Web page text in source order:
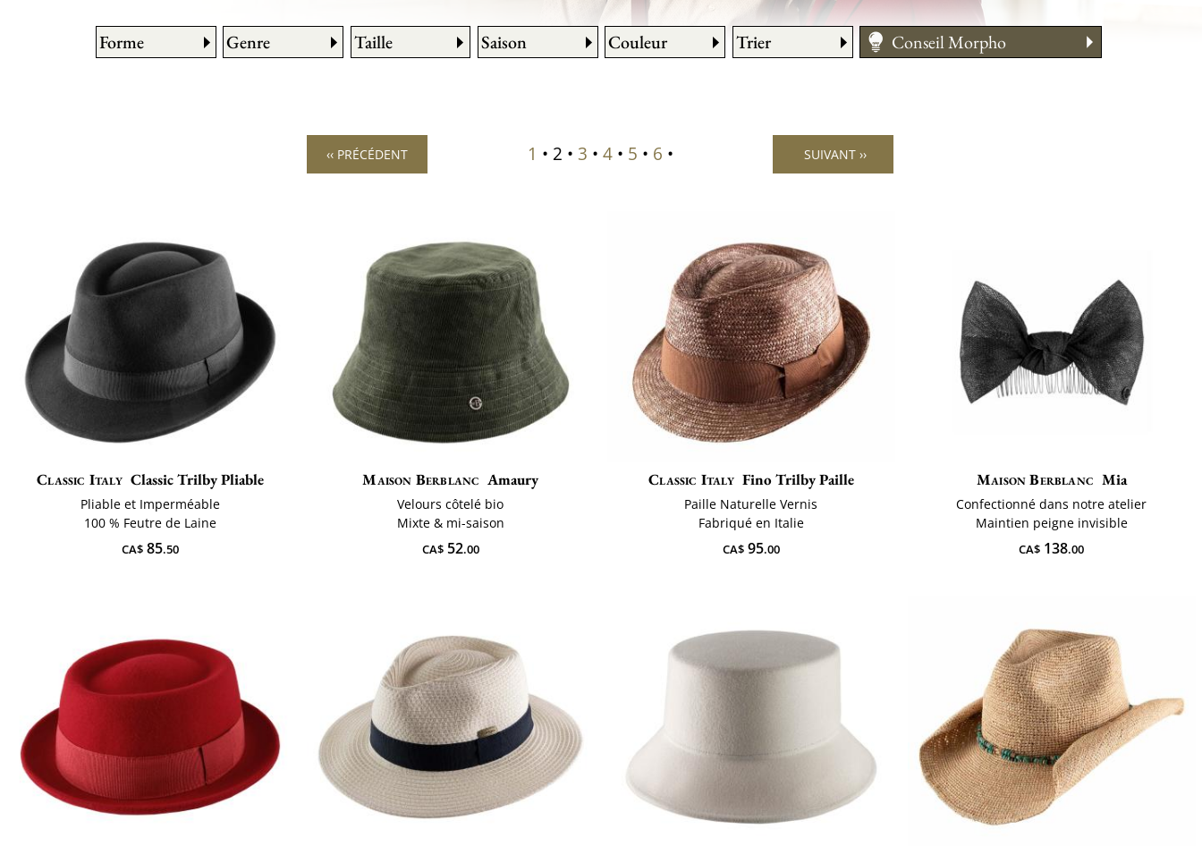
Forme Genre Taille Saison Couleur Trier
Conseil Morpho
Guide des tailles
‹‹ PRÉCÉDENT 1 • 2 • 3 • 4• 5 • 6 • SUIVANT ››
Classic Italy Classic Trilby Pliable
Pliable et Imperméable
100 % Feutre de Laine
CA$85.50
Maison Berblanc Amaury
Velours côtelé bio
Mixte & mi-saison
CA$52.00
Classic Italy Fino Trilby Paille
Paille Naturelle Vernis
Fabriqué en Italie
CA$95.00
Maison Berblanc Mia
Confectionné dans notre atelier
Maintien peigne invisible
CA$ 138.00